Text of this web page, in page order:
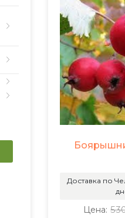
Доставка по
Цена: